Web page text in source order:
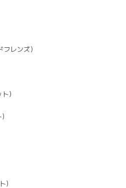
レンズ）
）
）